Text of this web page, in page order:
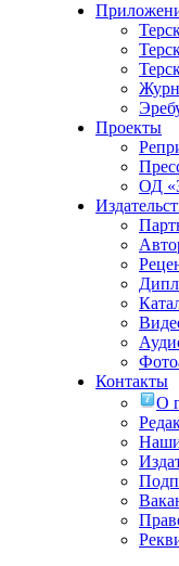
Проекты
ОД
Контакты
О